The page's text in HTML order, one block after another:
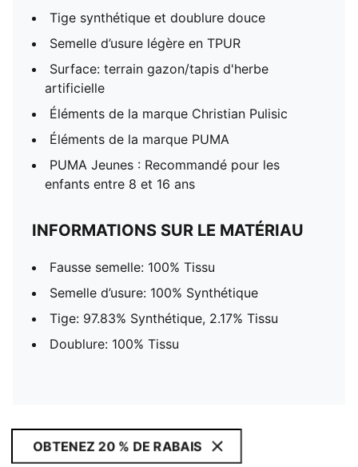
Tige synthétique et doublure douce
Semelle d’usure légère en TPUR
Surface: terrain gazon/tapis d'herbe
artificielle
Éléments de la marque Christian Pulisic
Éléments de la marque PUMA
PUMA Jeunes : Recommandé pour les
enfants entre 8 et 16 ans
INFORMATIONS SUR LE MATÉRIAU
Fausse semelle: 100% Tissu
Semelle d’usure: 100% Synthétique
Tige: 97.83% Synthétique, 2.17% Tissu
Doublure: 100% Tissu
OBTENEZ 20 % DE RABAIS